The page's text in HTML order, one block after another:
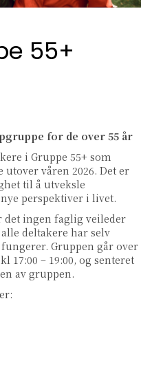
55+
for de over 55 år
i Gruppe 55+ som
våren 2026. Det er
til å utveksle
perspektiver i livet.
det ingen faglig veileder
deltakere har selv
Gruppen går over
17:00 – 19:00, og senteret
av gruppen.